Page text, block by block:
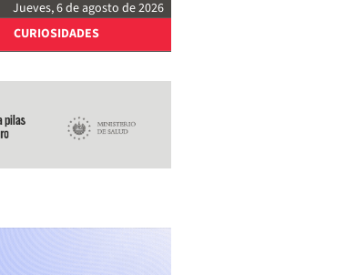
Jueves, 6 de agosto de 2026
CURIOSIDADES